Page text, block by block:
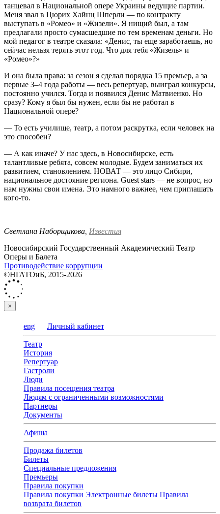
танцевал в Национальной опере Украины ведущие партии.
Меня звал в Цюрих Хайнц Шперли — по контракту
выступать в «Ромео» и «Жизели». Я нищий был, а там
предлагали просто сумасшедшие по тем временам деньги. Но
мой педагог в театре сказала: «Денис, ты еще заработаешь, но
сейчас нельзя терять этот год. Что для тебя «Жизель» и
«Ромео»?»
И она была права: за сезон я сделал порядка 15 премьер, а за
первые 3–4 года работы — весь репертуар, выиграл конкурсы,
постоянно учился. Тогда и появился Денис Матвиенко. Но
сразу? Кому я был бы нужен, если бы не работал в
Национальной опере?
— То есть училище, театр, а потом раскрутка, если человек на
это способен?
— А как иначе? У нас здесь, в Новосибирске, есть
талантливые ребята, совсем молодые. Будем заниматься их
развитием, становлением. НОВАТ — это лицо Сибири,
национальное достояние региона. Guest stars — не вопрос, но
нам нужны свои имена. Это намного важнее, чем приглашать
кого-то.
Светлана Наборщикова, Известия
Новосибирский Государственный Академический Театр
Оперы и Балета
Противодействие коррупции
©НГАТОиБ, 2015-2026
×
eng Личный кабинет
Театр
История
Репертуар
Гастроли
Люди
Правила посещения театра
Людям с ограниченными возможностями
Партнеры
Документы
Афиша
Продажа билетов
Билеты
Специальные предложения
Премьеры
Правила покупки
Правила покупки Электронные билеты Правила
возврата билетов